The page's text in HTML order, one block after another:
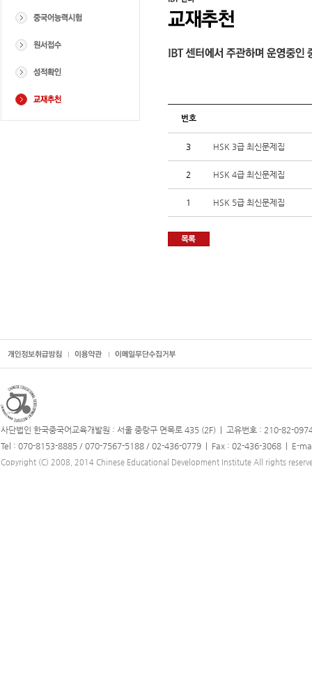
번호
3 HSK 3급 최신문제집
2 HSK 4급 최신문제집
1 HSK 5급 최신문제집
사단법인 한국중국어교육개발원 : 서울 중랑구 면목로 435 (2F) | 고유번호 : 210-82-
Tel : 070-8153-8885 / 070-7567-5188 / 02-436-0779 | Fax : 02-436-3068 | E-
Copyright (C) 2008, 2014 Chinese Educational Development Institute All rights